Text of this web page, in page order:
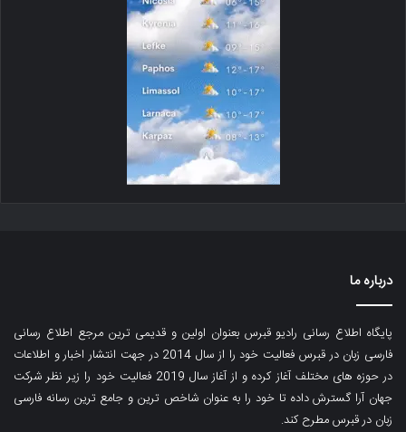
درباره ما
پایگاه اطلاع رسانی رادیو قبرس بعنوان اولین و قدیمی ترین مرجع اطلاع رسانی
فارسی زبان در قبرس فعالیت خود را از سال 2014 در جهت انتشار اخبار و اطلاعات
در حوزه های مختلف آغاز کرده و از آغاز سال 2019 فعالیت خود را زیر نظر شرکت
جهان آرا گسترش داده تا خود را به عنوان شاخص ترین و جامع ترین رسانه فارسی
زبان در قبرس مطرح کند.